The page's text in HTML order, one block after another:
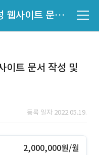
버추얼 휴먼 AI 영상 생성 웹사이트 문서 작성 및 기획 보조(재택근무 가능)
이트 문서 작성 및
등록 일자 2022.05.19.
2,000,000원/월